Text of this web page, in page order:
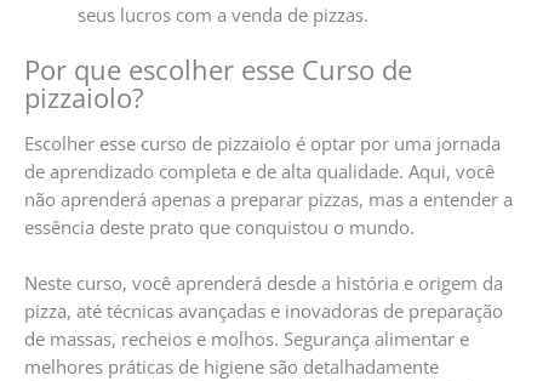
seus lucros com a venda de pizzas.
Por que escolher esse Curso de
pizzaiolo?
Escolher esse curso de pizzaiolo é optar por uma jornada
de aprendizado completa e de alta qualidade. Aqui, você
não aprenderá apenas a preparar pizzas, mas a entender a
essência deste prato que conquistou o mundo.
Neste curso, você aprenderá desde a história e origem da
pizza, até técnicas avançadas e inovadoras de preparação
de massas, recheios e molhos. Segurança alimentar e
melhores práticas de higiene são detalhadamente